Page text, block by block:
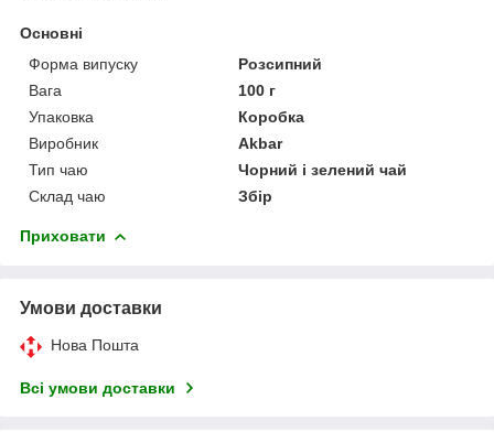
Основні
Форма випуску
Розсипний
Вага
100 г
Упаковка
Коробка
Виробник
Akbar
Тип чаю
Чорний і зелений чай
Склад чаю
Збір
Приховати
Умови доставки
Нова Пошта
Всі умови доставки